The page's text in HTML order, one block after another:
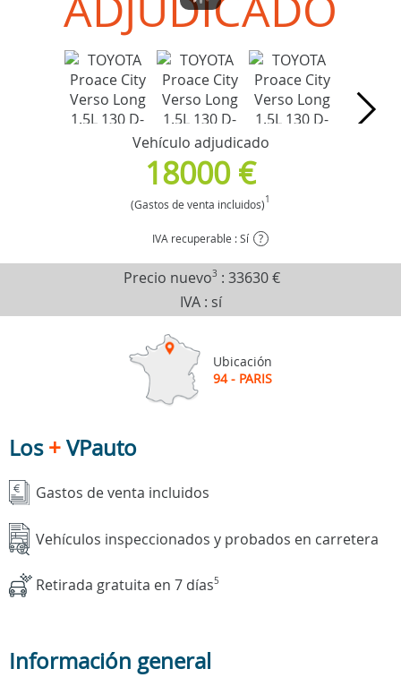
Vehículo adjudicado
18000 €
(Gastos de venta incluidos)1
IVA recuperable : Sí ?
Precio nuevo3 : 33630 €
IVA : sí
Ubicación
94 - PARIS
Los+VPauto
Gastos de venta incluidos
Vehículos inspeccionados y probados en carretera
Retirada gratuita en 7 días5
Información general